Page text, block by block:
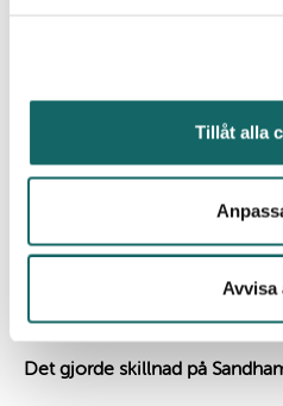
Tillåt alla
Avvisa
välbesökta öar, med många
beteendestudiesom
I skärgården
Svenska Segel Sällskapet
pantinsamling på ön.
Det gjorde skillnad på